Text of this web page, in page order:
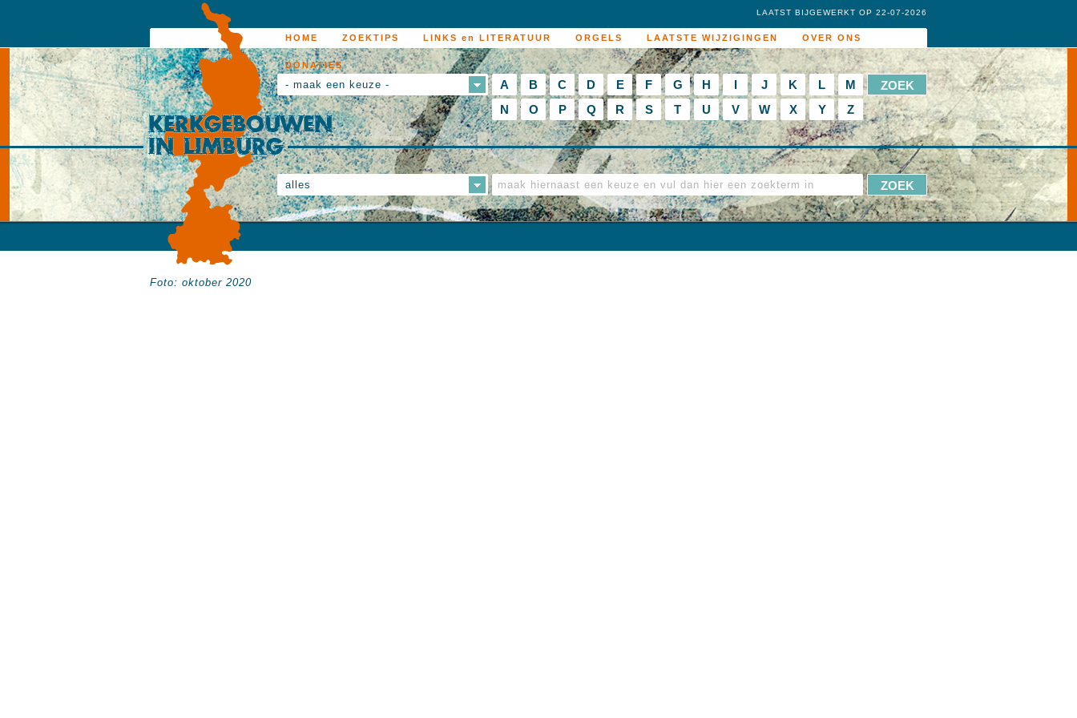
HOME ZOEKTIPS LINKS en LITERATUUR ORGELS LAATSTE WIJZIGINGEN OVER ONS
DONATIES
LAATST BIJGEWERKT OP 22-07-2026
- maak een keuze - A B C D E F G H I J K L
M
N
O P Q R S T U V W X Y Z
alles
Foto: oktober 2020